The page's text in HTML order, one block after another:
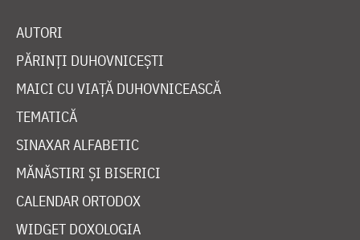
AUTORI
PĂRINȚI DUHOVNICEȘTI
MAICI CU VIAȚĂ DUHOVNICEASCĂ
TEMATICĂ
SINAXAR ALFABETIC
MĂNĂSTIRI ȘI BISERICI
CALENDAR ORTODOX
WIDGET DOXOLOGIA